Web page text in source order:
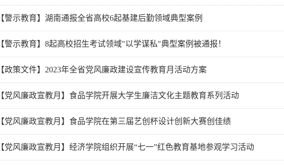
【警示教育】湖南通报全省高校6起基建后勤领域典型案例
【警示教育】8起高校招生考试领域"以学谋私"典型案例被通报！
【政策文件】2023年全省党风廉政建设宣传教育月活动方案
【党风廉政宣教月】食品学院开展大学生廉洁文化主题教育系列活动
【党风廉政宣教月】食品学院在第三届艺创杯设计创新大赛创佳绩
【党风廉政宣教月】经济学院组织开展“七一”红色教育基地参观学习活动